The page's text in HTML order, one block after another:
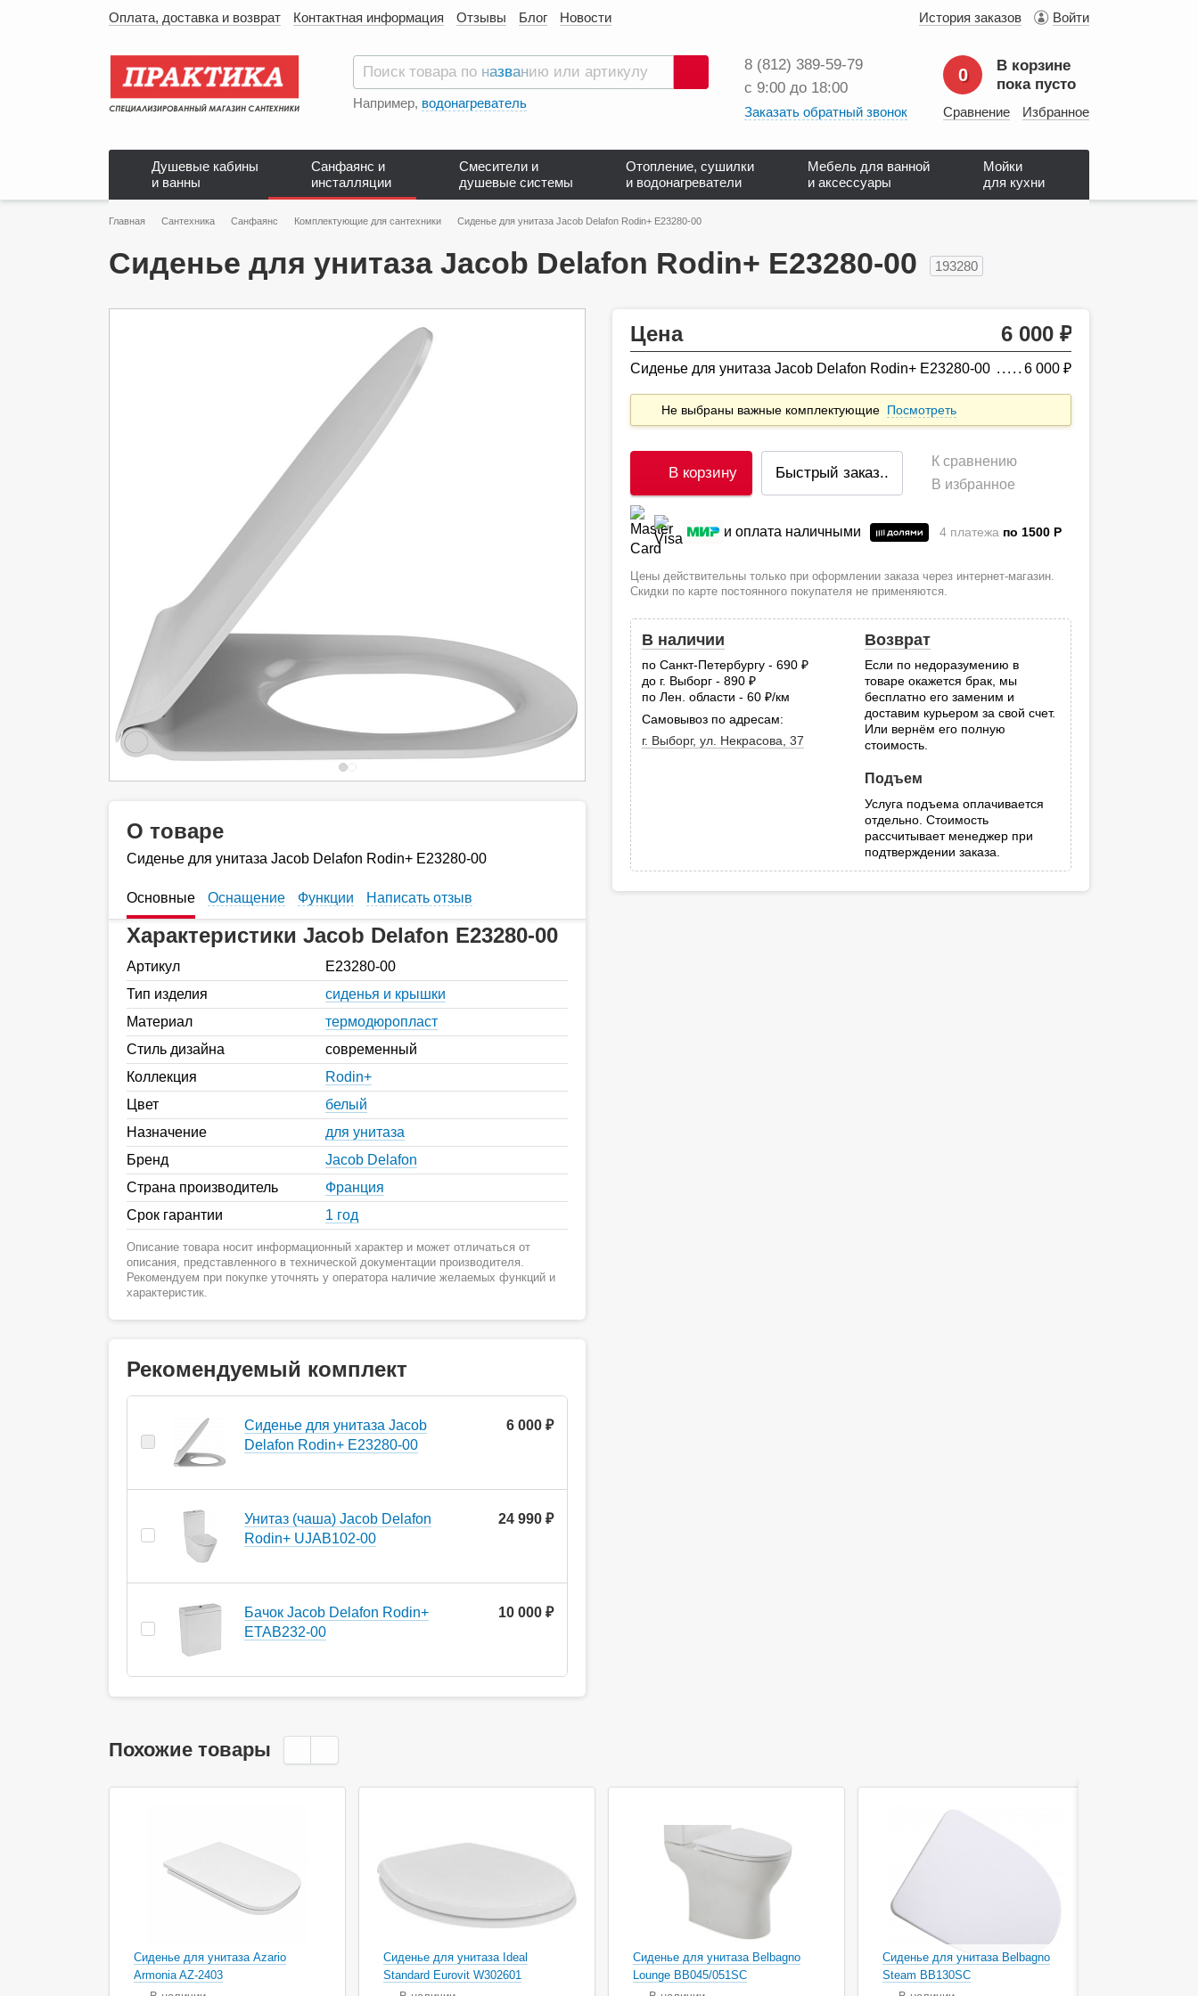
Оплата, доставка и возврат Контактная информация Отзывы Блог Новости История заказов Войти
Поиск
Например, водонагреватель
8 (812) 389‑59‑79
с 9:00 до 18:00
Заказать обратный звонок
0
В корзине
пока пусто
Сравнение Избранное
Душевые кабины
и ванны
Санфаянс и
инсталляции
Смесители и
душевые системы
Отопление, сушилки
и водонагреватели
Мебель для ванной
и аксессуары
Мойки
для кухни
Главная Сантехника Санфаянс Комплектующие для сантехники Сиденье для унитаза Jacob Delafon Rodin+ E23280-00
Сиденье для унитаза Jacob Delafon Rodin+ E23280-00 193280
Цена 6 000
Сиденье для унитаза Jacob Delafon Rodin+ E23280-00 6 000
Не выбраны важные комплектующие Посмотреть
В корзину Быстрый заказ..
К сравнению
В избранное
и оплата наличными 4 платежа по 1500 P
Цены действительны только при оформлении заказа через интернет-магазин.
Скидки по карте постоянного покупателя не применяются.
В наличии
по Санкт-Петербургу - 690
до г. Выборг - 890
по Лен. области - 60
руб.
/км
Самовывоз по адресам:
г. Выборг, ул. Некрасова, 37
Возврат
Если по недоразумению в
товаре окажется брак, мы
бесплатно его заменим и
доставим курьером за свой счет.
Или вернём его полную
стоимость.
Подъем
Услуга подъема оплачивается
отдельно. Стоимость
рассчитывает менеджер при
подтверждении заказа.
О товаре
Сиденье для унитаза Jacob Delafon Rodin+ E23280-00
Основные Оснащение Функции Написать отзыв
Характеристики Jacob Delafon E23280-00
Артикул
E23280-00
Тип изделия
сиденья и крышки
Материал
термодюропласт
Стиль дизайна
современный
Коллекция
Rodin+
Цвет
белый
Назначение
для унитаза
Бренд
Jacob Delafon
Страна производитель
Франция
Срок гарантии
1 год
Описание товара носит информационный характер и может отличаться от
описания, представленного в технической документации производителя.
Рекомендуем при покупке уточнять у оператора наличие желаемых функций и
характеристик.
Рекомендуемый комплект
Сиденье для унитаза Jacob
Delafon Rodin+ E23280-00
6 000 ₽
Унитаз (чаша) Jacob Delafon
Rodin+ UJAB102-00
24 990 ₽
Бачок Jacob Delafon Rodin+
ETAB232-00
10 000 ₽
Похожие товары
Сиденье для унитаза Azario
Armonia AZ-2403
Сиденье для унитаза Ideal
Standard Eurovit W302601
Сиденье для унитаза Belbagno
Lounge BB045/051SC
Сиденье для унитаза Belbagno
Steam BB130SC